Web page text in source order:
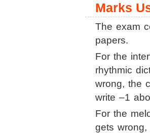
Marks
The exam
papers.
For the
rhythmic
wrong, the
write –1
For the
gets